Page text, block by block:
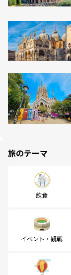
旅のテーマ
飲食
イベント・観戦